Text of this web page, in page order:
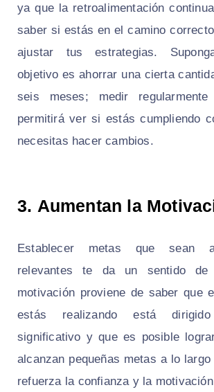
ya que la retroalimentación
saber si estás en el camino
ajustar tus estrategias.
objetivo es ahorrar una cierta
seis meses; medir
permitirá ver si estás cumpliendo
necesitas hacer cambios.
3. Aumentan la
Establecer metas que sean
relevantes te da un sentido de
motivación proviene de saber que
estás realizando está
significativo y que es posible
alcanzan pequeñas metas a lo
refuerza la confianza y la